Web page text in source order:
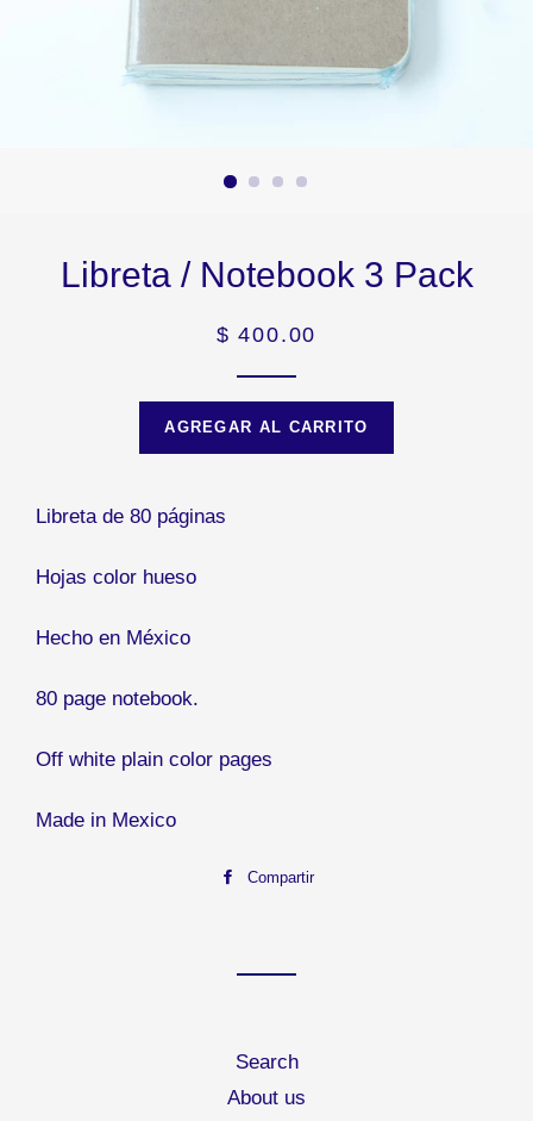
Libreta / Notebook 3 Pack
Precio
$ 400.00
AGREGAR AL CARRITO
Libreta de 80 páginas
Hojas color hueso
Hecho en México
80 page notebook.
Off white plain color pages
Made in Mexico
Compartir
Search
About us